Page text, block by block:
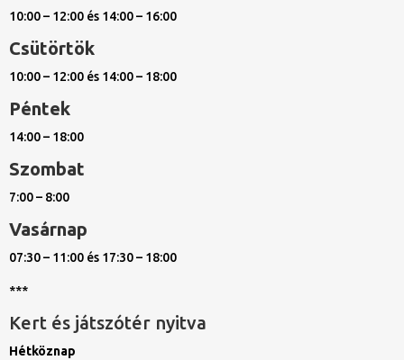
10:00 – 12:00 és 14:00 – 16:00
Csütörtök
10:00 – 12:00 és 14:00 – 18:00
Péntek
14:00 – 18:00
Szombat
7:00 – 8:00
Vasárnap
07:30 – 11:00 és 17:30 – 18:00
***
Kert és játszótér nyitva
Hétköznap